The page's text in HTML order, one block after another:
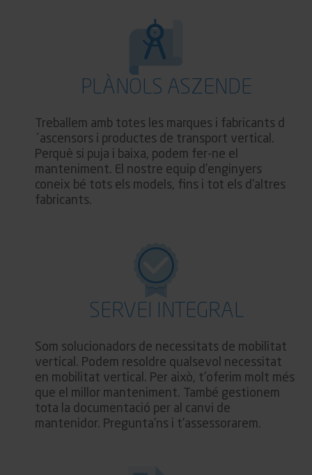
PLÀNOLS ASZENDE
Treballem amb totes les marques i fabricants d
´ascensors i productes de transport vertical.
Perquè si puja i baixa, podem fer-ne el
manteniment. El nostre equip d’enginyers
coneix bé tots els models, fins i tot els d’altres
fabricants.
SERVEI INTEGRAL
Som solucionadors de necessitats de mobilitat
vertical. Podem resoldre qualsevol necessitat
en mobilitat vertical. Per això, t’oferim molt més
que el millor manteniment. També gestionem
tota la documentació per al canvi de
mantenidor. Pregunta’ns i t’assessorarem.